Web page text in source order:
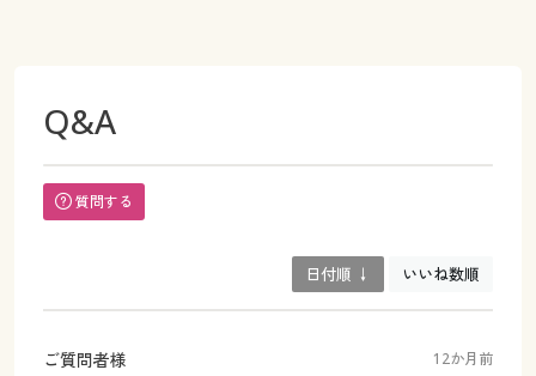
Q&A
質問する
日付順 ↓ いいね数順
ご質問者様 12か月前